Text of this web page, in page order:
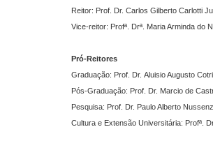
Reitor: Prof. Dr. Carlos Gilberto Carlotti
Vice-reitor: Profª. Drª. Maria Arminda do
Pró-Reitores
Graduação: Prof. Dr. Aluisio Augusto
Pós-Graduação: Prof. Dr. Marcio de
Pesquisa: Prof. Dr. Paulo Alberto
Cultura e Extensão Universitária: Profª.